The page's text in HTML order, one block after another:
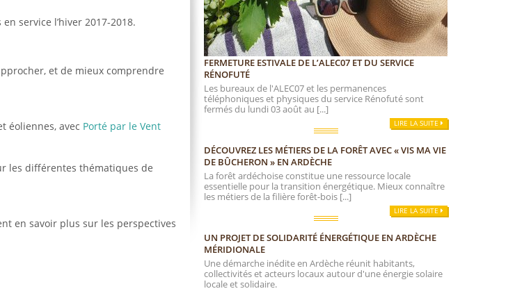
service l’hiver 2017-2018.
et de mieux comprendre
éoliennes, avec Porté par le Vent
les différentes thématiques de
en savoir plus sur les perspectives
FERMETURE ESTIVALE DE L’ALEC07 ET DU SERVICE
RÉNOFUTÉ
Les bureaux de l'ALEC07 et les permanences
téléphoniques et physiques du service Rénofuté sont
fermés du lundi 03 août au [...]
LIRE LA SUITE
DÉCOUVREZ LES MÉTIERS DE LA FORÊT AVEC « VIS MA VIE
DE BÛCHERON » EN ARDÈCHE
La forêt ardéchoise constitue une ressource locale
essentielle pour la transition énergétique. Mieux connaître
les métiers de la filière forêt-bois [...]
LIRE LA SUITE
UN PROJET DE SOLIDARITÉ ÉNERGÉTIQUE EN ARDÈCHE
MÉRIDIONALE
Une démarche inédite en Ardèche réunit habitants,
collectivités et acteurs locaux autour d'une énergie solaire
locale et solidaire.